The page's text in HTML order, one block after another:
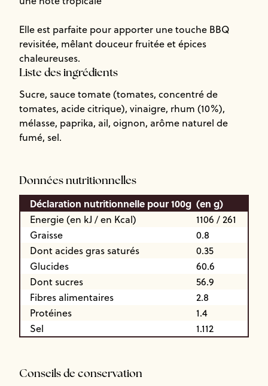
Elle est parfaite pour apporter une touche BBQ
revisitée, mêlant douceur fruitée et épices
chaleureuses.
Liste des ingrédients
Sucre, sauce tomate (tomates, concentré de
tomates, acide citrique), vinaigre, rhum (10%),
mélasse, paprika, ail, oignon, arôme naturel de
fumé, sel.
Données nutritionnelles
Déclaration nutritionnelle pour 100g (en g)
Energie (en kJ / en Kcal)
1106 / 261
Graisse
0.8
Dont acides gras saturés
0.35
Glucides
60.6
Dont sucres
56.9
Fibres alimentaires
2.8
Protéines
1.4
Sel
1.112
Conseils de conservation